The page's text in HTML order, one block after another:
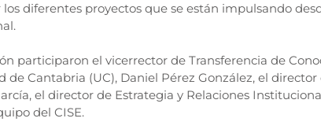
diferentes proyectos que se están impulsando
participaron el vicerrector de Transferencia de
de Cantabria (UC), Daniel Pérez González, el
el director de Estrategia y Relaciones
del CISE.